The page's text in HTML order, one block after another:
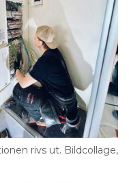
rivs ut. Bildcollage,